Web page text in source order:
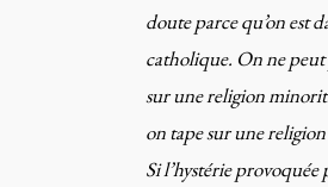
doute parce qu’on est
catholique. On ne peut
sur une religion
on tape sur une
Si l’hystérie provoquée